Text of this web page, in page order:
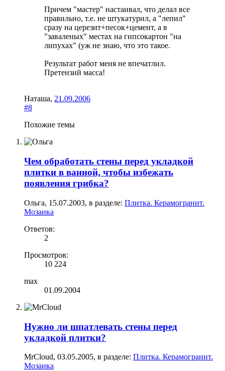
Причем "мастер" настаивал, что делал все
правильно, т.е. не штукатурил, а "лепил"
сразу на церезит+песок+цемент, а в
"заваленых" местах на гипсокартон "на
липухах" (уж не знаю, что это такое.
Результат работ меня не впечатлил.
Претензий масса!
Наташа, 21.09.2006
#8
Похожие темы
Чем обработать стены перед укладкой
плитки в ванной, чтобы избежать
появления грибка?
Ольга, 15.07.2003, в разделе: Плитка. Керамогранит.
Мозаика
Ответов:
2
Просмотров:
10 224
max
01.09.2004
Нужно ли шпатлевать стены перед
укладкой плитки?
MrCloud, 03.05.2005, в разделе: Плитка. Керамогранит.
Мозаика